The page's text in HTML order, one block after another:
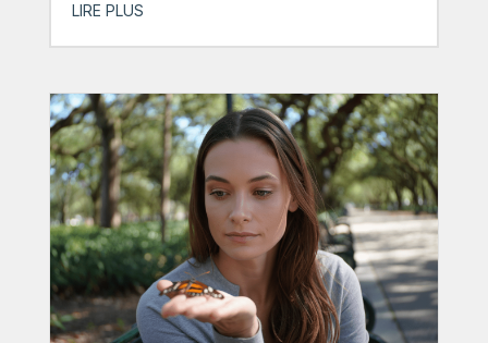
LIRE PLUS